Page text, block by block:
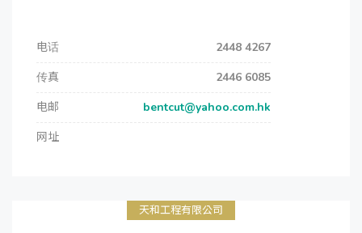
电话
2448 4267
传真
2446 6085
电邮
bentcut@yahoo.com.hk
网址
天和工程有限公司